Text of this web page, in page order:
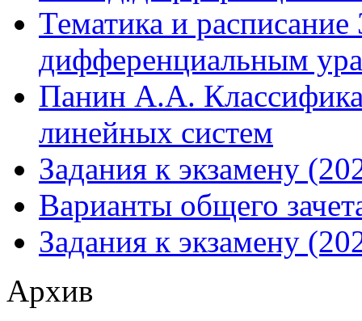
Тематика и расписание
дифференциальным
Панин А.А.
линейных систем
Задания к экзамену
Варианты общего
Задания к экзамену
Архив